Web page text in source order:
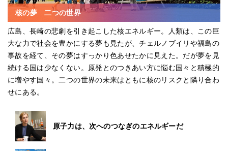
核の夢 二つの世界
広島、長崎の悲劇を引き起こした核エネルギー。人類は、この巨
大な力で社会を豊かにする夢も見たが、チェルノブイリや福島の
事故を経て、その夢はすっかり色あせたかに見えた。だが夢を見
続ける国は少なくない。原発とのつきあい方に悩む国々と積極的
に増やす国々。二つの世界の未来はともに核のリスクと隣り合わ
せにある。
原子力は、次へのつなぎのエネルギーだ